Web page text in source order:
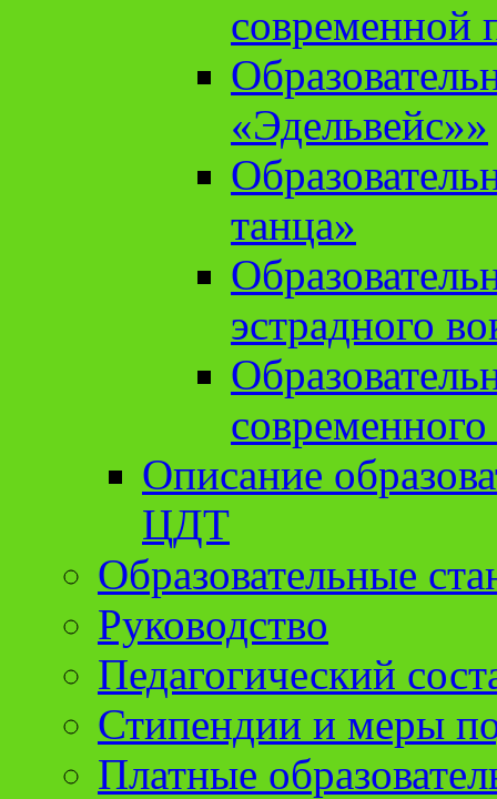
современной
«Эдельвейс»»
танца»
эстрадного
Описание
ЦДТ
Образовательные
Руководство
Педагогический
Стипендии и меры
Платные